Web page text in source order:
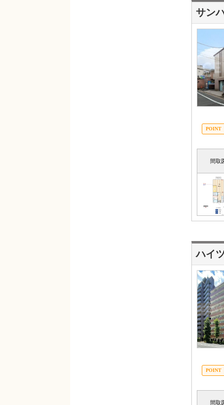
サン
間取
ハイ
間取